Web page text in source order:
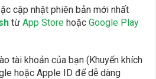
cập nhật phiên bản mới nhất
từApp Store hoặcGoogle Play
tài khoản của bạn (Khuyến khích
hoặc Apple ID để dễ dàng